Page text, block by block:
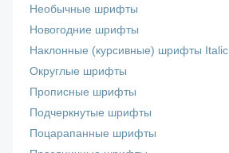
Необычные шрифты
Новогодние шрифты
Наклонные (курсивные) шрифты Italic
Округлые шрифты
Прописные шрифты
Подчеркнутые шрифты
Поцарапанные шрифты